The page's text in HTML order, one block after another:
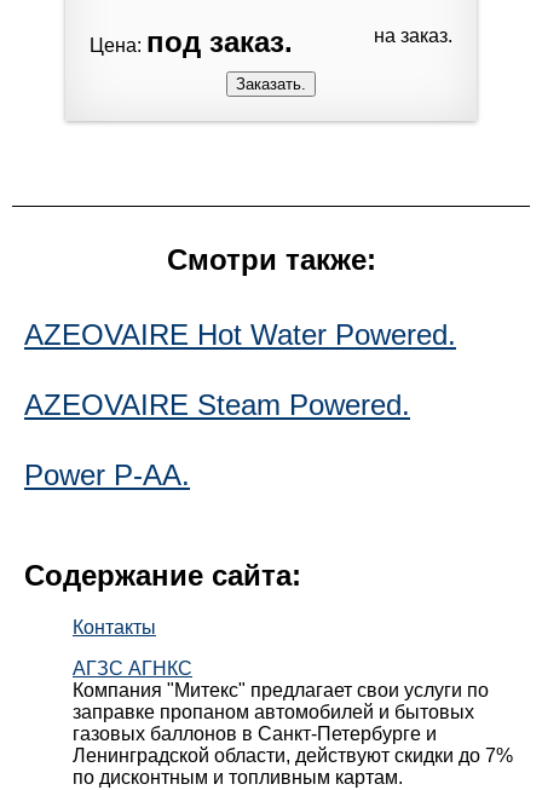
Цена: под заказ. на заказ.
Смотри также:
AZEOVAIRE Hot Water Powered.
AZEOVAIRE Steam Powered.
Power P-AA.
Содержание сайта:
Контакты
АГЗС АГНКС
Компания "Митекс" предлагает свои услуги по
заправке пропаном автомобилей и бытовых
газовых баллонов в Санкт-Петербурге и
Ленинградской области, действуют скидки до 7%
по дисконтным и топливным картам.